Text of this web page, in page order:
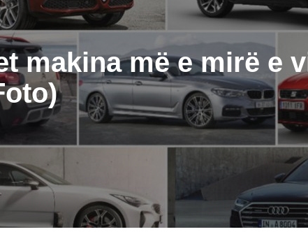
makina më e mirë e